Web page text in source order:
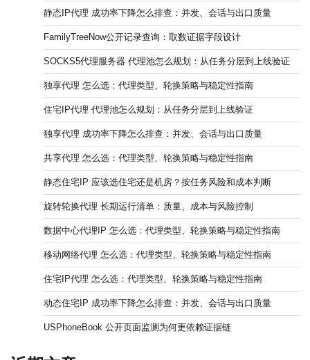
静态IP代理 成功率下降怎么排查：并发、会话与出口质量
FamilyTreeNow公开记录查询：取数证据字段设计
SOCKS5代理服务器 代理池怎么规划：从任务分层到上线验证
独享代理 怎么选：代理类型、轮换策略与稳定性指南
住宅IP代理 代理池怎么规划：从任务分层到上线验证
独享代理 成功率下降怎么排查：并发、会话与出口质量
共享代理 怎么选：代理类型、轮换策略与稳定性指南
静态住宅IP 应该选住宅还是机房？按任务风险和成本判断
旋转轮换代理 长期运行清单：质量、成本与风险控制
数据中心代理IP 怎么选：代理类型、轮换策略与稳定性指南
移动网络代理 怎么选：代理类型、轮换策略与稳定性指南
住宅IP代理 怎么选：代理类型、轮换策略与稳定性指南
动态住宅IP 成功率下降怎么排查：并发、会话与出口质量
USPhoneBook 公开页面监测为何更依赖证据链